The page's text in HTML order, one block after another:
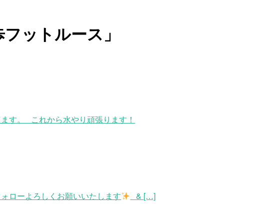
ットルース」
す。 これから水やり頑張ります！
ローよろしくお願いいたします & […]